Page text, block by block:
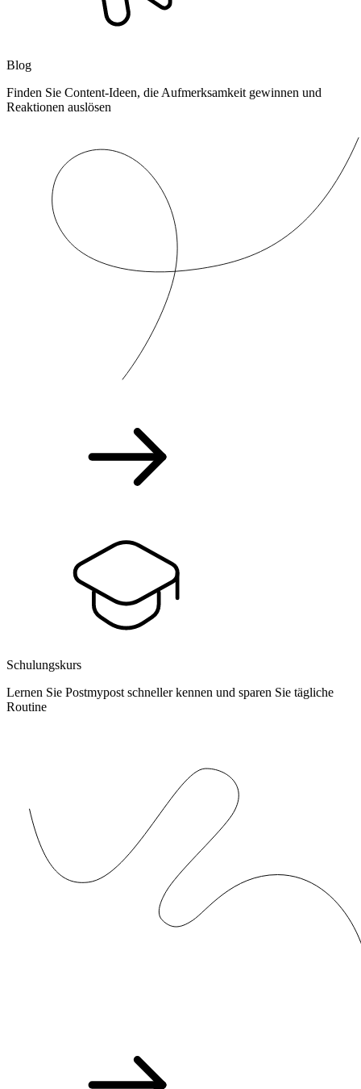
Blog
Finden Sie Content-Ideen, die Aufmerksamkeit gewinnen und
Reaktionen auslösen
Schulungskurs
Lernen Sie Postmypost schneller kennen und sparen Sie tägliche
Routine